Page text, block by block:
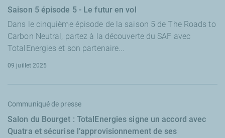
Saison 5 épisode 5 - Le futur en vol
Dans le cinquième épisode de la saison 5 de The Roads to
Carbon Neutral, partez à la découverte du SAF avec
TotalEnergies et son partenaire...
09 juillet 2025
Salon du Bourget : TotalEnergies signe un accord avec
Quatra et sécurise l’approvisionnement de ses
Communiqué de presse